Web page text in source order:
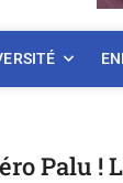
Palu !